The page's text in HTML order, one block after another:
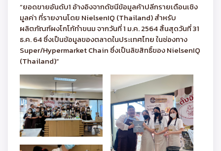
“ยอดขายอันดับ1 อ้างอิงจากดัชนีข้อมูลค้าปลีกรายเดือนเชิง
มูลค่า ที่รายงานโดย NielsenIQ (Thailand) สำหรับ
ผลิตภัณฑ์ผงโกโก้ทำขนม จากวันที่ 1 ม.ค. 2564 สิ้นสุดวันที่ 31
ธ.ค. 64 ซึ่งเป็นข้อมูลของตลาดในประเทศไทย ในช่องทาง
Super/Hypermarket Chain ซึ่งเป็นลิขสิทธิ์ของ NielsenIQ
(Thailand)”